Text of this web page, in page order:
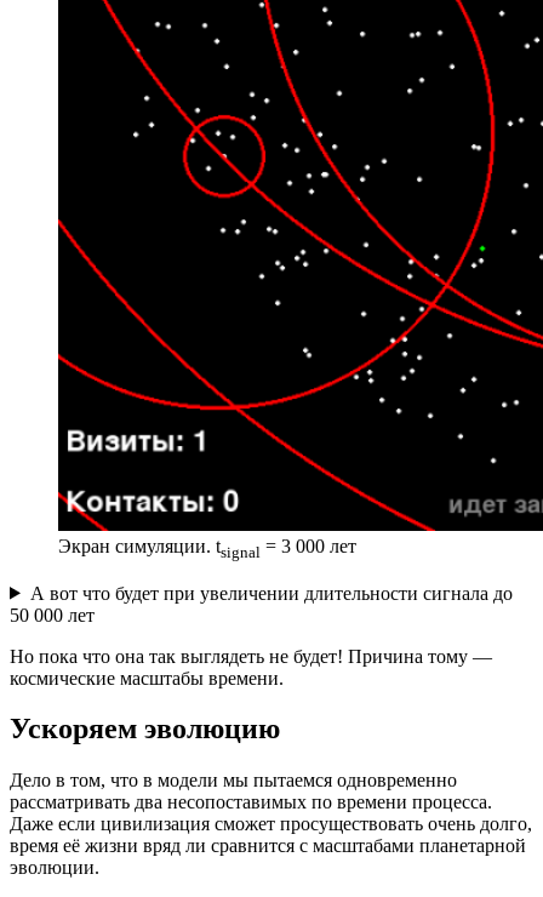
Экран симуляции. tsignal = 3 000 лет
А вот что будет при увеличении длительности сигнала до
50 000 лет
Но пока что она так выглядеть не будет! Причина тому —
космические масштабы времени.
Ускоряем эволюцию
Дело в том, что в модели мы пытаемся одновременно
рассматривать два несопоставимых по времени процесса.
Даже если цивилизация сможет просуществовать очень долго,
время её жизни вряд ли сравнится с масштабами планетарной
эволюции.